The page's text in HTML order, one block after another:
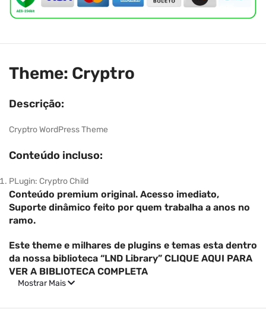
Theme: Cryptro
Descrição:
Cryptro WordPress Theme
Conteúdo incluso:
PLugin: Cryptro Child
Conteúdo premium original. Acesso imediato,
Suporte dinâmico feito por quem trabalha a anos no
ramo.
Este theme e milhares de plugins e temas esta dentro
da nossa biblioteca “LND Library” CLIQUE AQUI PARA
VER A BIBLIOTECA COMPLETA
Mostrar Mais